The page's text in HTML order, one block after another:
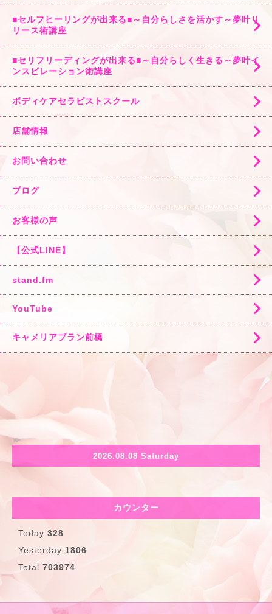
■セルフヒーリングが出来る■～自分らしさを活かす～夢叶リ
リース術講座
■セリフリーディングが出来る■～自分らしく生きる～夢叶イ
ンスピレーション術講座
ボディケアセラピストスクール
店舗情報
お問い合わせ
ブログ
お客様の声
【公式LINE】
stand.fm
YouTube
キャメリアブラン前橋
2026.08.08 Saturday
カウンター
Today 328
Yesterday 1806
Total 703974